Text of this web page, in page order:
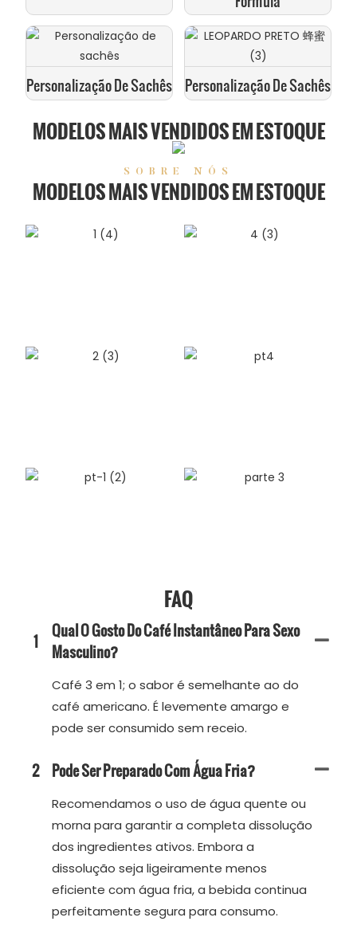
Personalização De Sachês Personalização De Sachês
MODELOS MAIS VENDIDOS EM ESTOQUE
SOBRE NÓS
MODELOS MAIS VENDIDOS EM ESTOQUE
FAQ
1
Qual O Gosto Do Café Instantâneo Para Sexo
Masculino?
Café 3 em 1; o sabor é semelhante ao do
café americano. É levemente amargo e
pode ser consumido sem receio.
2 Pode Ser Preparado Com Água Fria?
Recomendamos o uso de água quente ou
morna para garantir a completa dissolução
dos ingredientes ativos. Embora a
dissolução seja ligeiramente menos
eficiente com água fria, a bebida continua
perfeitamente segura para consumo.